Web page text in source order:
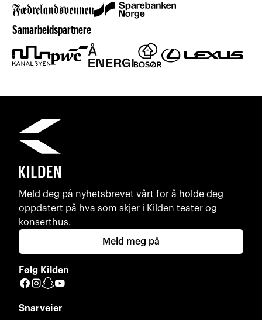
Samarbeidspartnere
Meld deg på nyhetsbrevet vårt for å holde deg
oppdatert på hva som skjer i Kilden teater og
konserthus.
Meld meg på
Følg Kilden
Facebook
Instagram
Snapchat
Snarveier